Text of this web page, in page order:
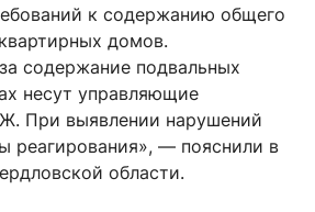
к содержанию общего
домов.
содержание подвальных
несут управляющие
При выявлении нарушений
реагирования», — пояснили в
области.